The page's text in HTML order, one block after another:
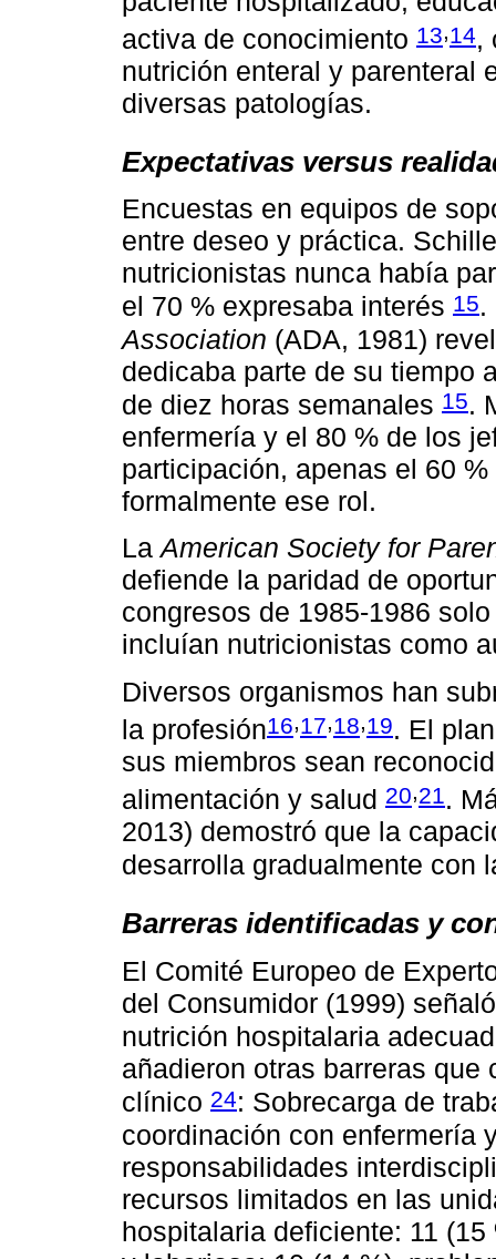
activa de conocimiento 13,14,
nutrición enteral y parenteral
diversas patologías.
Expectativas versus
Encuestas en equipos de
entre deseo y práctica.
nutricionistas nunca había
el 70 % expresaba interés 15.
Association (ADA, 1981)
dedicaba parte de su tiempo
de diez horas semanales 15.
enfermería y el 80 % de los
participación, apenas el 60
formalmente ese rol.
LaAmerican Society for
defiende la paridad de
congresos de 1985-1986
incluían nutricionistas como
Diversos organismos han
la profesión16,17,18,19. El
sus miembros sean
alimentación y salud 20,21.
2013) demostró que la
desarrolla gradualmente con
Barreras identificadas y
El Comité Europeo de
del Consumidor (1999)
nutrición hospitalaria
añadieron otras barreras
clínico 24: Sobrecarga de
coordinación con enfermería
responsabilidades
recursos limitados en las
hospitalaria deficiente: 11